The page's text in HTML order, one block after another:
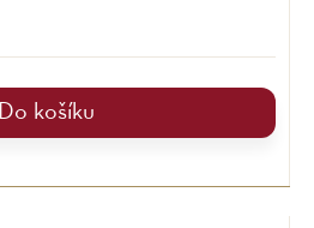
Do košíku